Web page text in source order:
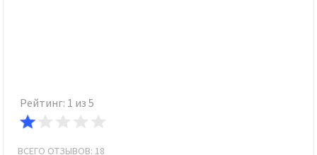
Рейтинг: 1 из 5
ВСЕГО ОТЗЫВОВ: 18